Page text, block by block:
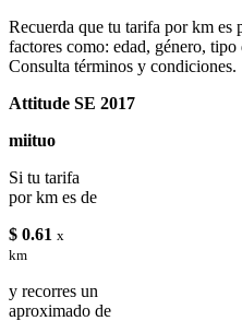
Recuerda que tu tarifa por km es
factores como: edad, género,
Consulta términos y condiciones.
Attitude SE 2017
miituo
Si tu tarifa
por km es de
$ 0.61 x
km
y recorres un
aproximado de